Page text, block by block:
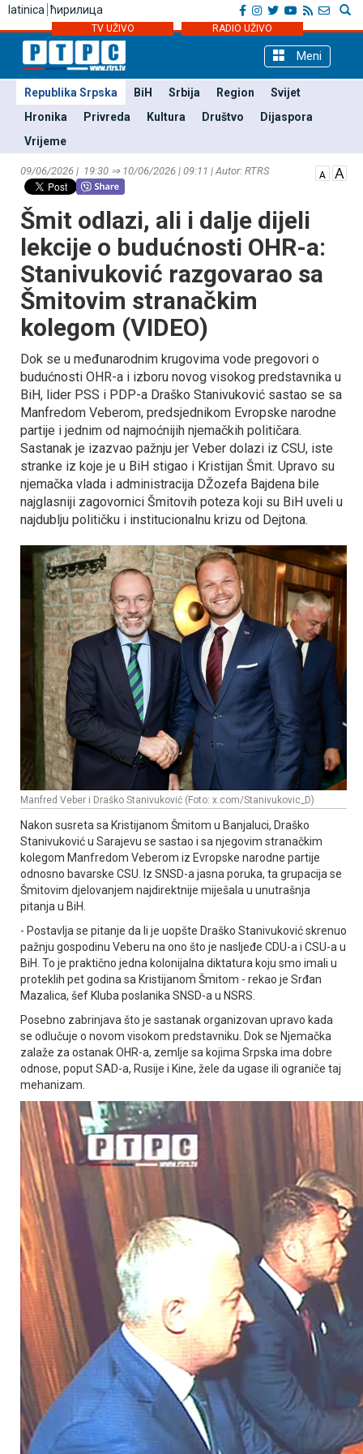
latinica ћирилица
TV UŽIVO RADIO UŽIVO
Meni
Republika Srpska BiH Srbija Region
Svijet
Hronika
Privreda Kultura Društvo
Dijaspora
Vrijeme
09/06/2026 | 19:30 ⇒ 10/06/2026 | 09:11 | Autor: RTRS
Šmit odlazi, ali i dalje dijeli
lekcije o budućnosti OHR-a:
Stanivuković razgovarao sa
Šmitovim stranačkim
kolegom (VIDEO)
Dok se u međunarodnim krugovima vode pregovori o
budućnosti OHR-a i izboru novog visokog predstavnika u
BiH, lider PSS i PDP-a Draško Stanivuković sastao se sa
Manfredom Veberom, predsjednikom Evropske narodne
partije i jednim od najmoćnijih njemačkih političara.
Sastanak je izazvao pažnju jer Veber dolazi iz CSU, iste
stranke iz koje je u BiH stigao i Kristijan Šmit. Upravo su
njemačka vlada i administracija DŽozefa Bajdena bile
najglasniji zagovornici Šmitovih poteza koji su BiH uveli u
najdublju političku i institucionalnu krizu od Dejtona.
Manfred Veber i Draško Stanivuković (Foto: x.com/Stanivukovic_D)
Nakon susreta sa Kristijanom Šmitom u Banjaluci, Draško
Stanivuković u Sarajevu se sastao i sa njegovim stranačkim
kolegom Manfredom Veberom iz Evropske narodne partije
odnosno bavarske CSU. Iz SNSD-a jasna poruka, ta grupacija se
Šmitovim djelovanjem najdirektnije miješala u unutrašnja
pitanja u BiH.
- Postavlja se pitanje da li je uopšte Draško Stanivuković skrenuo
pažnju gospodinu Veberu na ono što je nasljeđe CDU-a i CSU-a u
BiH. To je praktično jedna kolonijalna diktatura koju smo imali u
proteklih pet godina sa Kristijanom Šmitom - rekao je Srđan
Mazalica, šef Kluba poslanika SNSD-a u NSRS.
Posebno zabrinjava što je sastanak organizovan upravo kada
se odlučuje o novom visokom predstavniku. Dok se Njemačka
zalaže za ostanak OHR-a, zemlje sa kojima Srpska ima dobre
odnose, poput SAD-a, Rusije i Kine, žele da ugase ili ograniče taj
mehanizam.